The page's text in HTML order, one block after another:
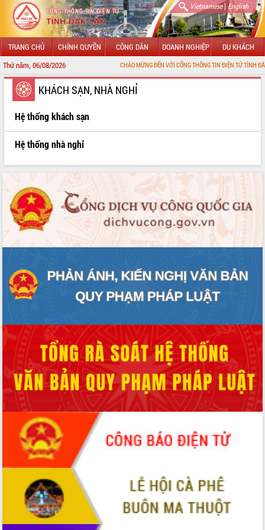
Vietnamese| English
TRANG CHỦ CHÍNH QUYỀN CÔNG DÂN DOANH NGHIỆP DU KHÁCH
Thứ năm, 06/08/2026 CHÀO MỪNG ĐẾN VỚI CỔNG THÔNG TIN ĐIỆN TỬ TỈNH ĐẮK LẮK
GIỚI THIỆU
LÃNH ĐẠO UBND TỈNH
UBND CÁC XÃ, PHƯỜNG
THÔNG TIN CHỈ ĐẠO ĐIỀU HÀNH
HỆ THỐNG VĂN BẢN
ĐIỂM TIN VĂN BẢN
QUY HOẠCH - KẾ HOẠCH
KHÁCH SẠN, NHÀ NGHỈ
Hệ thống khách sạn
Hệ thống nhà nghỉ